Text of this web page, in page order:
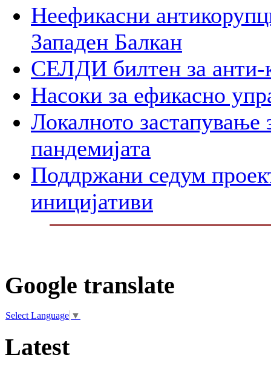
Неефикасни
Западен Балкан
СЕЛДИ билтен за анти-
Насоки за ефикасно
Локалното застапување
пандемијата
Поддржани седум
иницијативи
Google translate
Select Language ▼
Latest